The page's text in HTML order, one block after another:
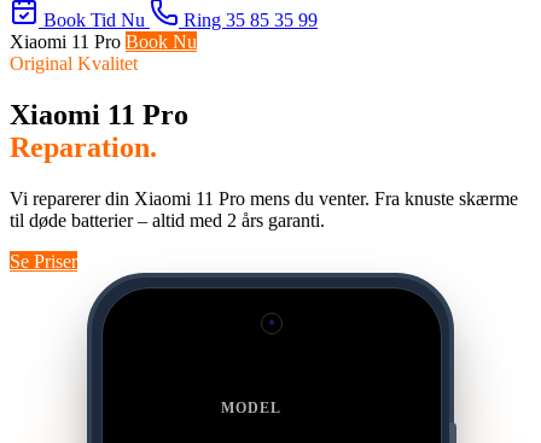
Book Tid Nu
Ring 35 85 35 99
Xiaomi 11 Pro Book Nu
Original Kvalitet
Xiaomi 11 Pro
Reparation.
Vi reparerer din Xiaomi 11 Pro mens du venter. Fra knuste skærme
til døde batterier – altid med 2 års garanti.
Se Priser
MODEL